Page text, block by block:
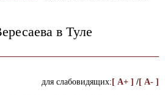
в Туле
для слабовидящих: [ A+ ] /[ A- ]